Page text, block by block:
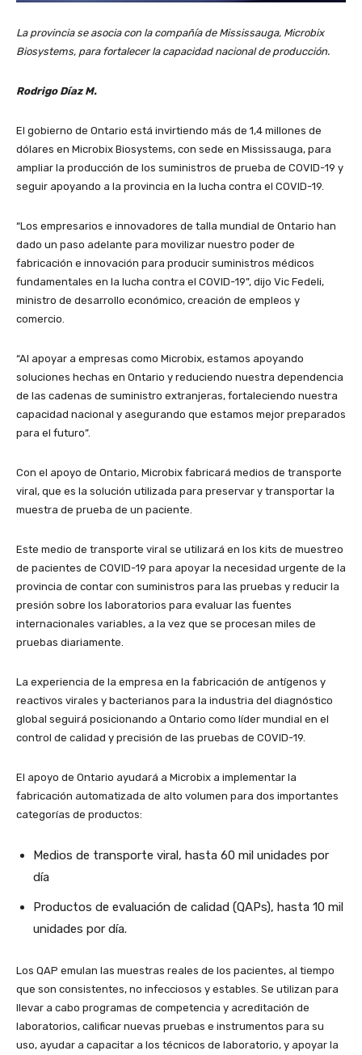
La provincia se asocia con la compañía de Mississauga, Microbix
Biosystems, para fortalecer la capacidad nacional de producción.
Rodrigo Díaz M.
El gobierno de Ontario está invirtiendo más de 1,4 millones de
dólares en Microbix Biosystems, con sede en Mississauga, para
ampliar la producción de los suministros de prueba de COVID-19 y
seguir apoyando a la provincia en la lucha contra el COVID-19.
“Los empresarios e innovadores de talla mundial de Ontario han
dado un paso adelante para movilizar nuestro poder de
fabricación e innovación para producir suministros médicos
fundamentales en la lucha contra el COVID-19”, dijo Vic Fedeli,
ministro de desarrollo económico, creación de empleos y
comercio.
“Al apoyar a empresas como Microbix, estamos apoyando
soluciones hechas en Ontario y reduciendo nuestra dependencia
de las cadenas de suministro extranjeras, fortaleciendo nuestra
capacidad nacional y asegurando que estamos mejor preparados
para el futuro”.
Con el apoyo de Ontario, Microbix fabricará medios de transporte
viral, que es la solución utilizada para preservar y transportar la
muestra de prueba de un paciente.
Este medio de transporte viral se utilizará en los kits de muestreo
de pacientes de COVID-19 para apoyar la necesidad urgente de la
provincia de contar con suministros para las pruebas y reducir la
presión sobre los laboratorios para evaluar las fuentes
internacionales variables, a la vez que se procesan miles de
pruebas diariamente.
La experiencia de la empresa en la fabricación de antígenos y
reactivos virales y bacterianos para la industria del diagnóstico
global seguirá posicionando a Ontario como líder mundial en el
control de calidad y precisión de las pruebas de COVID-19.
El apoyo de Ontario ayudará a Microbix a implementar la
fabricación automatizada de alto volumen para dos importantes
categorías de productos:
Medios de transporte viral, hasta 60 mil unidades por
día
Productos de evaluación de calidad (QAPs), hasta 10 mil
unidades por día.
Los QAP emulan las muestras reales de los pacientes, al tiempo
que son consistentes, no infecciosos y estables. Se utilizan para
llevar a cabo programas de competencia y acreditación de
laboratorios, calificar nuevas pruebas e instrumentos para su
uso, ayudar a capacitar a los técnicos de laboratorio, y apoyar la